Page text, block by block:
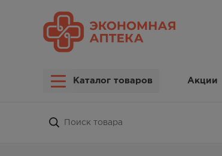
Каталог товаров Акции